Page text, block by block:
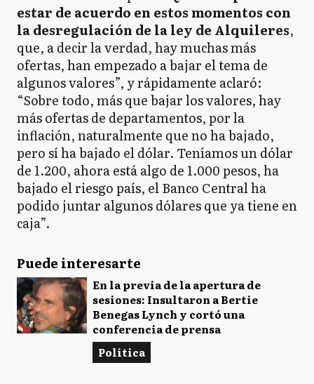
estar de acuerdo en estos momentos con
la desregulación de la ley de Alquileres,
que, a decir la verdad, hay muchas más
ofertas, han empezado a bajar el tema de
algunos valores”, y rápidamente aclaró:
“Sobre todo, más que bajar los valores, hay
más ofertas de departamentos, por la
inflación, naturalmente que no ha bajado,
pero sí ha bajado el dólar. Teníamos un dólar
de 1.200, ahora está algo de 1.000 pesos, ha
bajado el riesgo país, el Banco Central ha
podido juntar algunos dólares que ya tiene en
caja”.
Puede interesarte
En la previa de la apertura de
sesiones: Insultaron a Bertie
Benegas Lynch y cortó una
conferencia de prensa
Política